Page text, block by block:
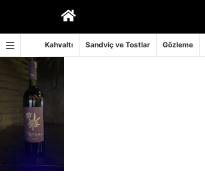
Kahvaltı Sandviç ve Tostlar Gözleme